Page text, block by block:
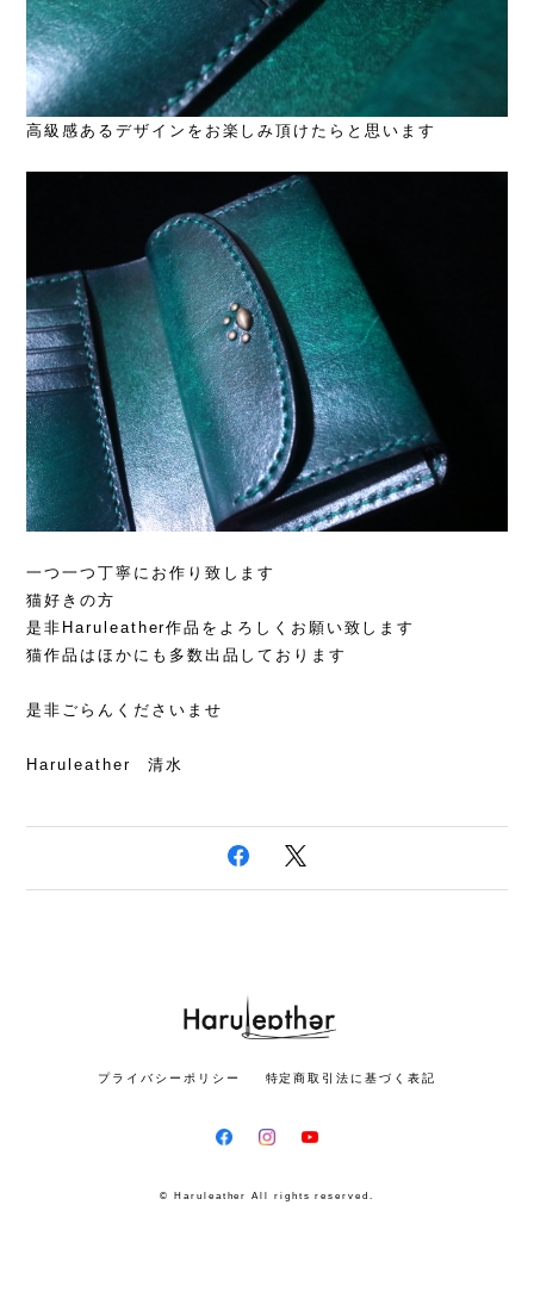
高級感あるデザインをお楽しみ頂けたらと思います
一つ一つ丁寧にお作り致します
猫好きの方
是非Haruleather作品をよろしくお願い致します
猫作品はほかにも多数出品しております
是非ごらんくださいませ
Haruleather 清水
プライバシーポリシー 特定商取引法に基づく表記
© Haruleather All rights reserved.